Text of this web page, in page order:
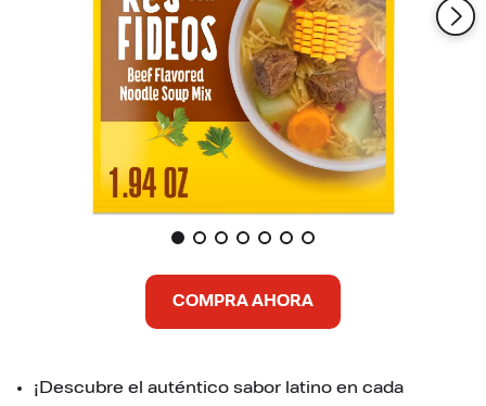
COMPRA AHORA
¡Descubre el auténtico sabor latino en cada